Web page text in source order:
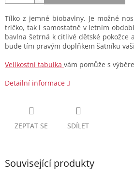
Tílko z jemné biobavlny. Je možné
tričko, tak i samostatně v letním
bavlna šetrná k citlivé dětské pokožce
bude tím pravým doplňkem šatníku
Velikostní tabulka vám pomůže s
Detailní informace
ZEPTAT SE SDÍLET
Související produkty